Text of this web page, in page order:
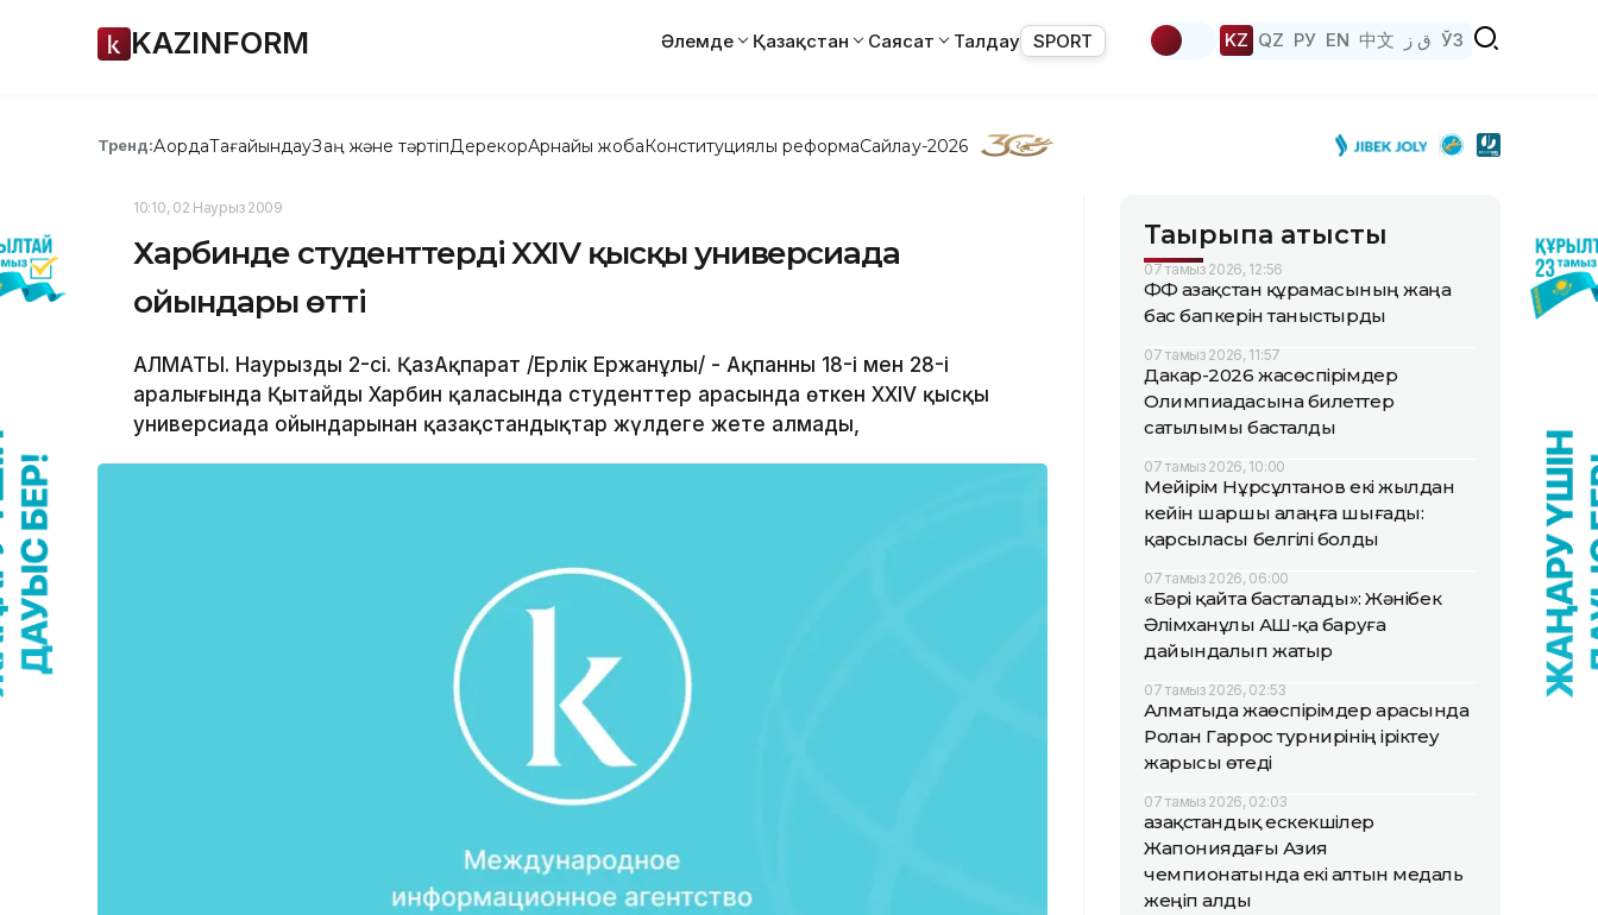
KAZINFORM Әлемде Қазақстан Саясат Талдау SPORT KZ QZ РУ EN 中文 ق ز ЎЗ
Тренд:АқордаТағайындауЗаң және тәртіпДерекқорАрнайы жобаКонституциялық реформаСайлау-2026
10:10, 02 Наурыз 2009
Харбинде студенттердің XXIV қысқы универсиада
ойындары өтті
АЛМАТЫ. Наурыздың 2-сі. ҚазАқпарат /Ерлік Ержанұлы/ - Ақпанның 18-і мен 28-і
аралығында Қытайдың Харбин қаласында студенттер арасында өткен XXIV қысқы
универсиада ойындарынан қазақстандықтар жүлдеге жете алмады,
Тақырыпқа қатысты
07 тамыз 2026, 12:56
ҚФФ Қазақстан құрамасының жаңа
бас бапкерін таныстырды
07 тамыз 2026, 11:57
Дакар-2026 жасөспірімдер
Олимпиадасына билеттер
сатылымы басталды
07 тамыз 2026, 10:00
Мейірім Нұрсұлтанов екі жылдан
кейін шаршы алаңға шығады:
қарсыласы белгілі болды
07 тамыз 2026, 06:00
«Бәрі қайта басталады»: Жәнібек
Әлімханұлы АҚШ-қа баруға
дайындалып жатыр
07 тамыз 2026, 02:53
Алматыда жаөспірімдер арасында
Ролан Гаррос турнирінің іріктеу
жарысы өтеді
07 тамыз 2026, 02:03
Қазақстандық ескекшілер
Жапониядағы Азия
чемпионатында екі алтын медаль
жеңіп алды